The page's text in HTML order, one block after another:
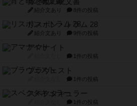
宵と暁の呪文書
紹介文あり 8件の投稿
リスボン・トラム 28
紹介文あり 9件の投稿
アマナイト
1件の投稿
ブラヴェスト
1件の投稿
スペクタキュラー
1件の投稿